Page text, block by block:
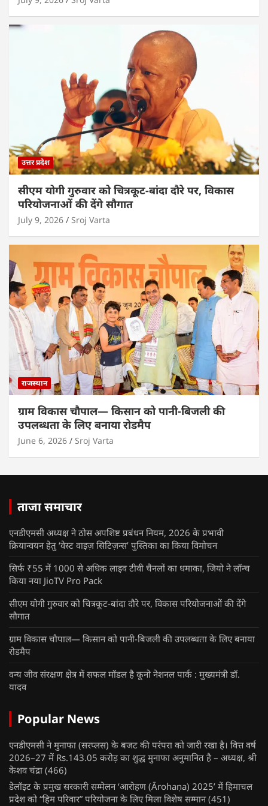
उत्तर प्रदेश
सीएम योगी गुरुवार को चित्रकूट-बांदा दौरे पर, विकास
परियोजनाओं की देंगे सौगात
July 9, 2026 Sroj Varta
राजस्थान
ग्राम विकास चौपाल— किसान को पानी-बिजली की
उपलब्धता के लिए बनाया रोडमैप
June 6, 2026 Sroj Varta
ताजा समाचार
एनडीएमसी अध्यक्ष ने ठोस अपशिष्ट प्रबंधन नियम, 2026 के प्रभावी
क्रियान्वयन हेतु ‘वेस्ट वाइज़ सिटिज़न्स’ पुस्तिका का किया विमोचन
सिर्फ ₹55 में 1000 से अधिक लाइव टीवी चैनलों का धमाका, जियो ने लॉन्च
किया नया JioTV Pro Pack
सीएम योगी गुरुवार को चित्रकूट-बांदा दौरे पर, विकास परियोजनाओं की देंगे
सौगात
ग्राम विकास चौपाल— किसान को पानी-बिजली की उपलब्धता के लिए बनाया
रोडमैप
वन्य जीव संरक्षण क्षेत्र में सफल मॉडल है कूनो नेशनल पार्क : मुख्यमंत्री डॉ.
यादव
Popular News
एनडीएमसी ने मुनाफा (सरप्लस) के बजट की परंपरा को जारी रखा है। वित्त वर्ष
2026–27 में Rs.143.05 करोड़ का शुद्ध मुनाफा अनुमानित है – अध्यक्ष, श्री
केशव चंद्रा (466)
डेलॉइट के प्रमुख सरकारी सम्मेलन ‘आरोहण (Ārohaṇa) 2025’ में हिमाचल
प्रदेश को “हिम परिवार” परियोजना के लिए मिला विशेष सम्मान (451)